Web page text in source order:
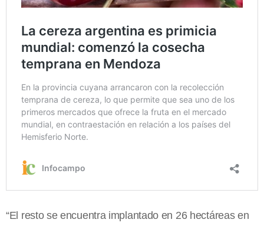
“El resto se encuentra implantado en 26 hectáreas en